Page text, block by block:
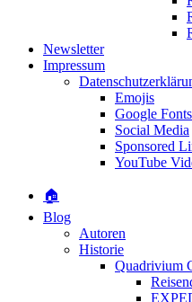
Newsletter
Impressum
Emojis
Google Fonts
Social Media
Sponsored
YouTube
🏠
Blog
Autoren
Historie
Quadrivium